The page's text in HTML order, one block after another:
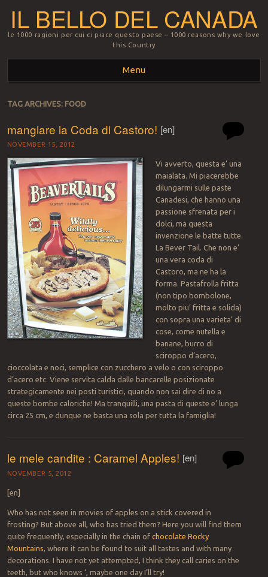
IL BELLO DEL CANADA
le 1000 ragioni per cui ci piace questo paese – 1000 reasons why we love
this Country
Menu
Skip to content
TAG ARCHIVES: FOOD
mangiare la Coda di Castoro! [en]
NOVEMBER 15, 2012
Vi avverto, questa e’ una
maialata. Mi piacerebbe
dilungarmi sulle paste
Canadesi, che hanno una
passione sfrenata per i
dolci, ma questa
invenzione le batte tutte.
La Bever Tail. Che non e’
una vera coda di
Castoro, ma ne ha la
forma. Pastafrolla fritta
(non tipo bombolone,
molto piu’ fritta e solida)
con sopra una varieta’ di
cose, come nutella e
banane, burro di
sciroppo d’acero,
cioccolata e noci, semplice con zucchero a velo o con sciroppo
d’acero etc. Viene servita calda dalle bancarelle posizionate
strategicamente nei posti turistici, quando non sai dire di no a
queste bombe caloriche! Ma tranquilli, una pasta di queste e’ lunga
circa 25 cm, e dunque ne basta una sola per tutta la famiglia!
le mele candite : Caramel Apples! [en]
NOVEMBER 5, 2012
[en]
Who has not seen in movies of apples on a stick covered in
frosting? But above all, who has tried them? Here you will find them
quite frequently, especially in the chain of chocolate Rocky
Mountains , where it can be found to suit all tastes and with many
decorations. I have not yet attempted, I think they call caries on the
teeth, but who knows ‘, maybe one day I’ll try!